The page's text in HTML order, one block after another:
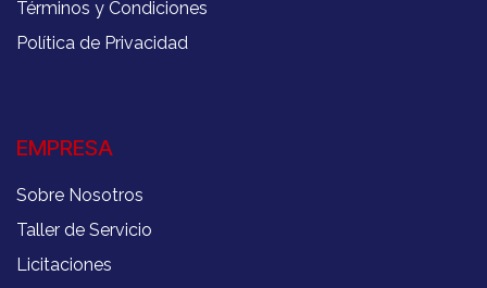
Términos y Condiciones
Política de Privacidad
EMPRESA
Sobre Nosotros
Taller de Servicio
Licitaciones